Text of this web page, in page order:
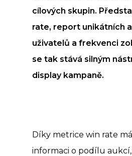
cílových skupin.
rate, report unikátních
uživatelů a frekvenci
se tak stává silným
display kampaně.
Díky metrice win rate
informaci o podílu